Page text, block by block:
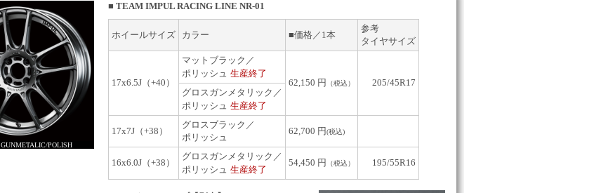
GUNMETALIC/POLISH
■ TEAM IMPUL RACING LINE NR-01
ホイールサイズ カラー ■価格／1本
参考
タイヤサイズ
17x6.5J（+40）
マットブラック／
ポリッシュ 生産終了
62,150 円
（税込）
205/45R17
グロスガンメタリック／
ポリッシュ 生産終了
17x7J（+38）
グロスブラック／
ポリッシュ
62,700 円(税込)
16x6.0J（+38）
グロスガンメタリック／
ポリッシュ 生産終了
54,450 円 （税込） 195/55R16